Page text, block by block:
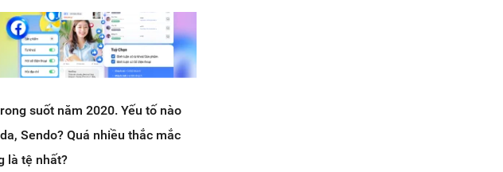
suốt năm 2020. Yếu tố nào
Sendo? Quá nhiều thắc mắc
là tệ nhất?